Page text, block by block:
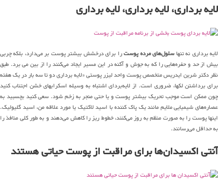
لایه برداری، لایه برداری، لایه برداری
لایه برداری نه تنهاسلول‌های مرده پوسترا برای درخشش بیشتر پوست بر می‌دارد، بلکه چربی
بیش از حد و حفره‌هایی را که به جوش و آکنه در این مسیر ایجاد می‌کنند را از بین می برد. طبق
نظر دکتر شرین ایدریس متخصص پوست واحد لیزر پوستی «لایه برداری دو تا سه بار در یک هفته
برای برداشتن لکها، ضروری است. از لایه‌بردای اشتباه به وسیله اسکرابهای خشن اجتناب کنید
چون ممکن است موجب تحریک بیشتر پوست و یا حتی منجر به زخم شود. سعی کنید بچسبید به
عصاره‌های شیمیایی ملایم مانند یک پاک کننده با اسید لاکتیک یا مورد علاقه من، اسید گلیولیک.
اینها پوست را به صورت منظم به روز می‌کنند، خطوط ریز را کاهش می‌دهند و به طور کلی منافذ را
به حداقل می‌رسانند.
آنتی اکسیدان‌ها برای مراقبت از پوست حیاتی هستند